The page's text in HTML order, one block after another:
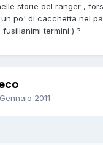
storie del ranger ,
po' di cacchetta nel
termini ) ?
2011